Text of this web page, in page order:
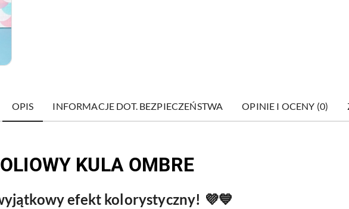
OPIS INFORMACJE DOT. BEZPIECZEŃSTWA OPINIE I OCENY (0)
KULA OMBRE
efekt kolorystyczny! 💜💙